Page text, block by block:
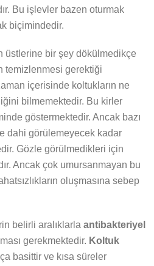
Bu işlevler bazen oturmak
biçimindedir.
üstlerine bir şey dökülmedikçe
temizlenmesi gerektiği
içerisinde koltukların ne
bilmemektedir. Bu kirler
göstermektedir. Ancak bazı
dahi görülemeyecek kadar
Gözle görülmedikleri için
Ancak çok umursanmayan bu
oluşmasına sebep
belirli aralıklarla antibakteriyel
gerekmektedir. Koltuk
basittir ve kısa süreler